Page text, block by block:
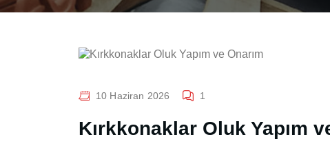
10 Haziran 2026 1
Kırkkonaklar Oluk Yapım